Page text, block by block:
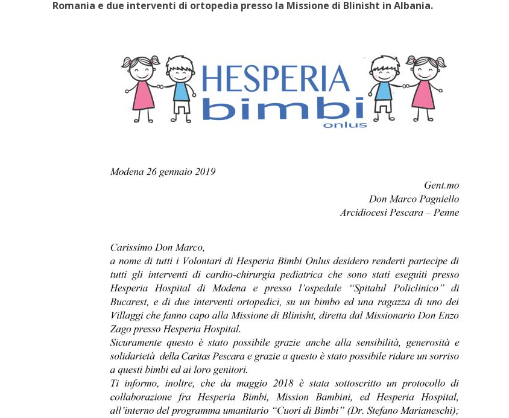
Romania e due interventi di ortopedia presso la Missione di Blinisht in Albania.